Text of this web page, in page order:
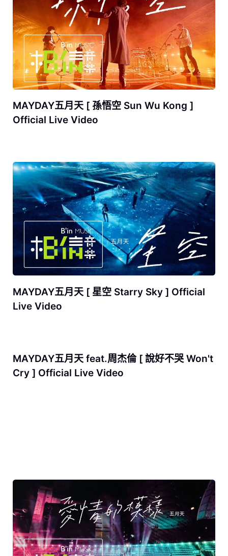
MAYDAY五月天 [ 孫悟空 Sun Wu Kong ]
Official Live Video
MAYDAY五月天 [ 星空 Starry Sky ] Official
Live Video
MAYDAY五月天 feat.周杰倫 [ 說好不哭 Won't
Cry ] Official Live Video